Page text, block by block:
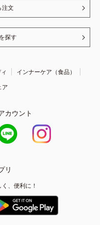
注文
探す
インナーケア（食品）
ア
カウント
リ
、便利に！